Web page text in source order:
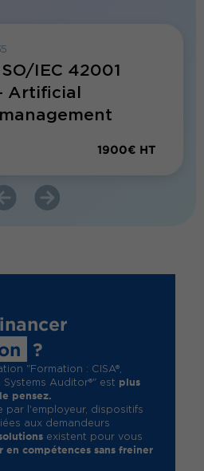
IEC 42001
Artificial
1900€ HT
?
"Formation : CISA®,
Auditor®" est plus
pensez.
par l'employeur, dispositifs
aux demandeurs
existent pour vous
en compétences sans freiner